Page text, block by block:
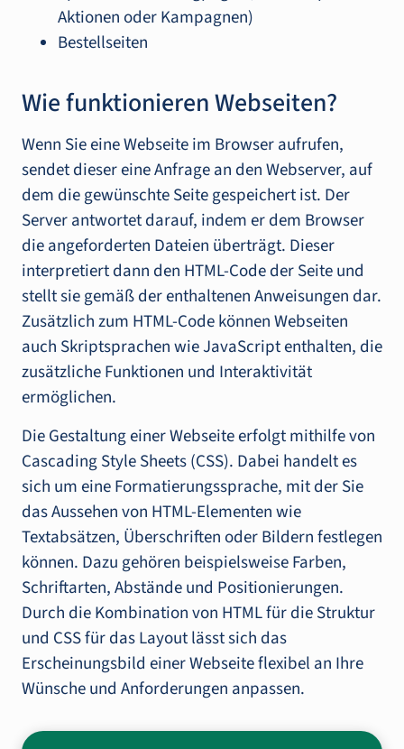
Aktionen oder Kampagnen)
Bestellseiten
Wie funktionieren Webseiten?
Wenn Sie eine Webseite im Browser aufrufen,
sendet dieser eine Anfrage an den Webserver, auf
dem die gewünschte Seite gespeichert ist. Der
Server antwortet darauf, indem er dem Browser
die angeforderten Dateien überträgt. Dieser
interpretiert dann den HTML-Code der Seite und
stellt sie gemäß der enthaltenen Anweisungen dar.
Zusätzlich zum HTML-Code können Webseiten
auch Skriptsprachen wie JavaScript enthalten, die
zusätzliche Funktionen und Interaktivität
ermöglichen.
Die Gestaltung einer Webseite erfolgt mithilfe von
Cascading Style Sheets (CSS). Dabei handelt es
sich um eine Formatierungssprache, mit der Sie
das Aussehen von HTML-Elementen wie
Textabsätzen, Überschriften oder Bildern festlegen
können. Dazu gehören beispielsweise Farben,
Schriftarten, Abstände und Positionierungen.
Durch die Kombination von HTML für die Struktur
und CSS für das Layout lässt sich das
Erscheinungsbild einer Webseite flexibel an Ihre
Wünsche und Anforderungen anpassen.